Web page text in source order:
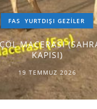
FAS YURTDIŞI GEZILER
MACERASI
KAPISI)
19 TEMMUZ 2026